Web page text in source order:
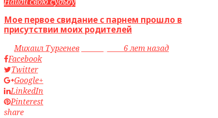
Мое первое свидание с парнем прошло в
присутствии моих родителей
byМихаил Тургенев
6 лет назад
Facebook
Twitter
Google+
LinkedIn
Pinterest
share